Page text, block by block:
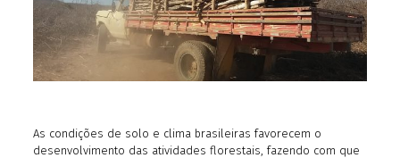
As condições de solo e clima brasileiras favorecem o
desenvolvimento das atividades florestais, fazendo com que